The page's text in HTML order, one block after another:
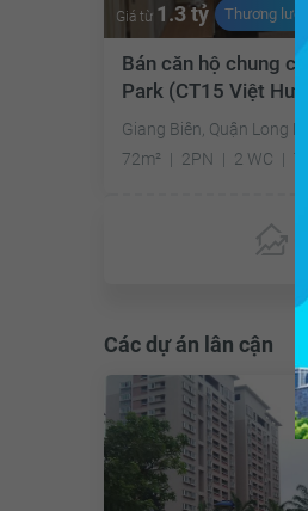
Giá từ 1.3 tỷ Thương
Bán căn hộ chung
Park (CT15 Việt
Giang Biên, Quận Long
72m²
2PN 2 WC
Các dự án lân cận